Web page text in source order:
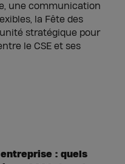
une communication
la Fête des
stratégique pour
le CSE et ses
entreprise : quels